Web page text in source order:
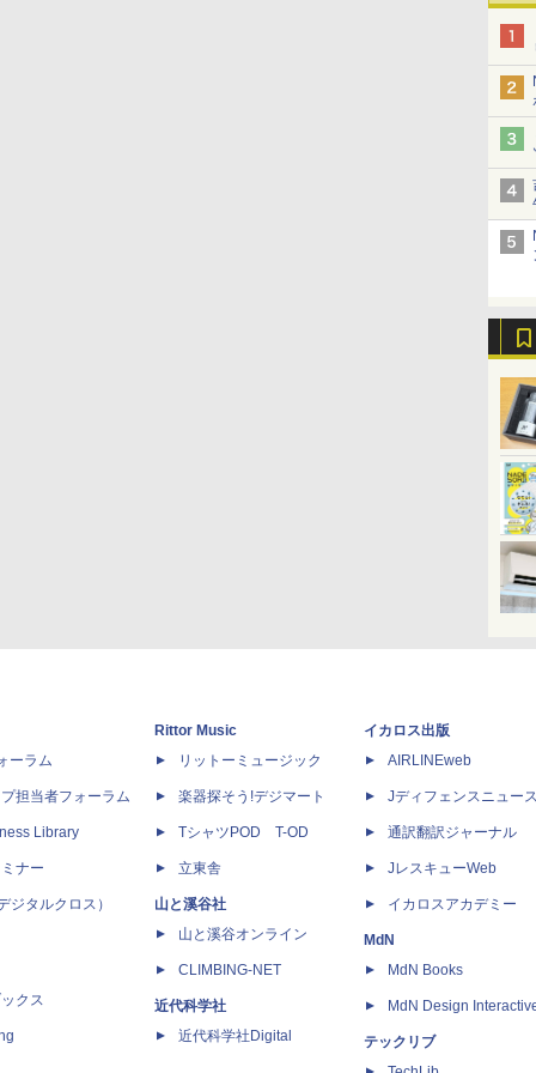
ーラム
担当者フォーラム
Library
ナー
ジタルクロス）
クス
Rittor Music
リットーミュージック
楽器探そう!デジマート
TシャツPOD T-OD
立東舎
山と溪谷社
山と溪谷オンライン
CLIMBING-NET
近代科学社
近代科学社Digital
イカロス出版
AIRLINEweb
Jディフェンスニュー
通訳翻訳ジャーナル
JレスキューWeb
イカロスアカデミー
MdN
MdN Books
MdN Design
テックリブ